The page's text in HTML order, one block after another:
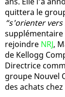
quittera le
“s'orienter vers
supplémentaire
rejoindre NRJ,
de Kellogg
Directrice
groupe Nouvel
des achats